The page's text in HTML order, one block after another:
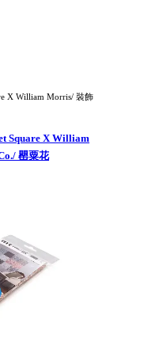
X William Morris/ 裝飾
Square X William
罌粟花